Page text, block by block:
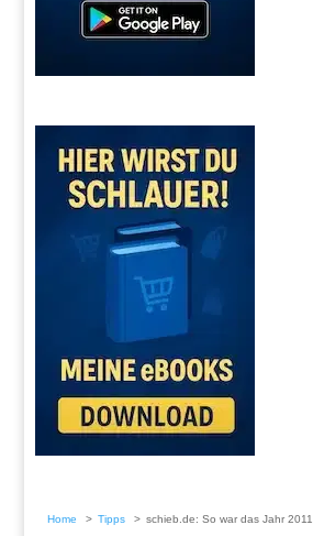
Home Tipps schieb.de: So war das Jahr 2011